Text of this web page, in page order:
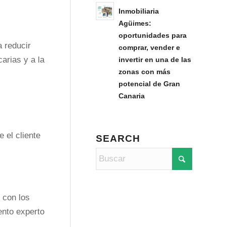
reducir
y a la
el cliente
con los
experto
Inmobiliaria
Agüimes:
oportunidades para
comprar, vender e
invertir en una de las
zonas con más
potencial de Gran
Canaria
SEARCH